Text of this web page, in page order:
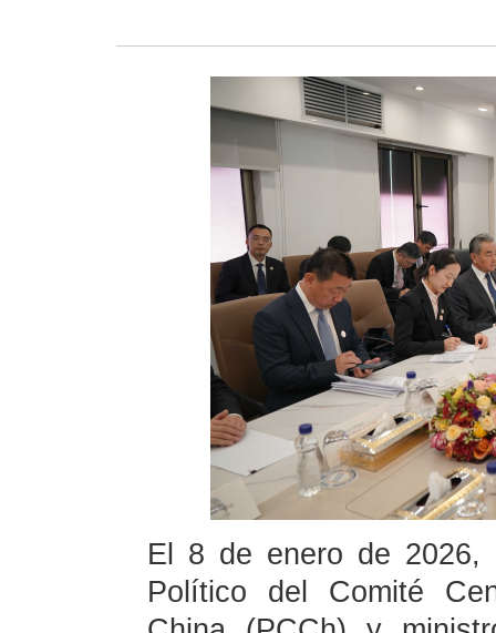
El 8 de enero de 2026,
Político del Comité